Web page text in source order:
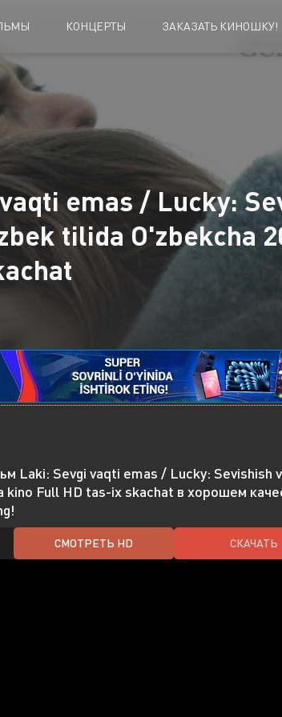
КОНЦЕРТЫ ЗАКАЗАТЬ КИНОШКУ!
emas / Lucky:
tilida O'zbekcha
Laki: Sevgi vaqti emas / Lucky: Sevishish
kino Full HD tas-ix skachat в хорошем
СМОТРЕТЬ HD СКАЧАТЬ